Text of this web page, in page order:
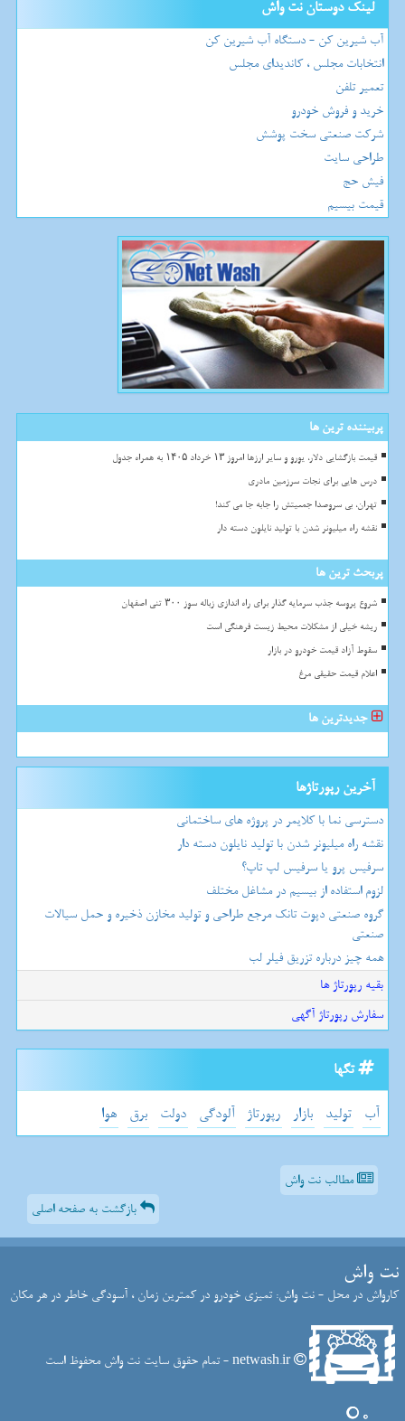
لینک دوستان نت واش
آب شیرین کن - دستگاه آب شیرین کن
انتخابات مجلس ، کاندیدای مجلس
تعمیر تلفن
خرید و فروش خودرو
شرکت صنعتی سخت پوشش
طراحی سایت
فیش حج
قیمت بیسیم
پربیننده ترین ها
قیمت بازگشایی دلار، یورو و سایر ارزها امروز ۱۳ خرداد ۱۴۰۵ به همراه جدول
درس هایی برای نجات سرزمین مادری
تهران، بی سروصدا جمعیتش را جابه جا می کند!
نقشه راه میلیونر شدن با تولید نایلون دسته دار
پربحث ترین ها
شروع پروسه جذب سرمایه گذار برای راه اندازی زباله سوز ۳۰۰ تنی اصفهان
ریشه خیلی از مشکلات محیط زیست فرهنگی است
سقوط آزاد قیمت خودرو در بازار
اعلام قیمت حقیقی مرغ
جدیدترین ها
آخرین رپورتاژها
دسترسی نما با کلایمر در پروژه های ساختمانی
نقشه راه میلیونر شدن با تولید نایلون دسته دار
سرفیس پرو یا سرفیس لپ تاپ؟
لزوم استفاده از بیسیم در مشاغل مختلف
گروه صنعتی دپوت تانک مرجع طراحی و تولید مخازن ذخیره و حمل سیالات
صنعتی
همه چیز درباره تزریق فیلر لب
بقیه رپورتاژ ها
سفارش رپورتاژ آگهی
تگها
آب تولید بازار رپورتاژ آلودگی دولت برق هوا
مطالب نت واش
بازگشت به صفحه اصلی
نت واش
کارواش در محل - نت واش: تمیزی خودرو در کمترین زمان ، آسودگی خاطر در هر مکان
netwash.ir - تمام حقوق سایت نت واش محفوظ است